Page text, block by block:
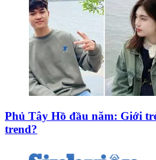
Phủ Tây Hồ đầu năm: Giới
trend?